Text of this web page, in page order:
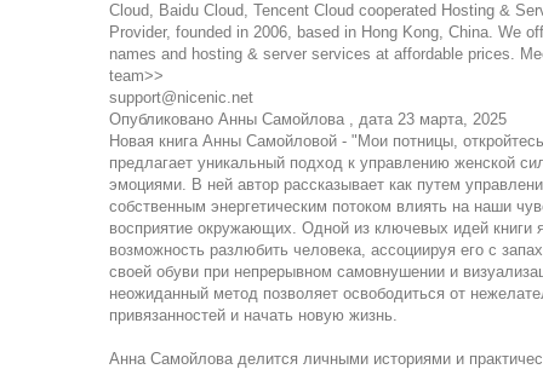
Cloud, Baidu Cloud, Tencent Cloud cooperated Hosting &
Provider, founded in 2006, based in Hong Kong, China. We
names and hosting & server services at affordable prices.
team>>
support@nicenic.net
Опубликовано Анны Самойлова , дата 23 марта, 2025
Новая книга Анны Самойловой - "Мои потницы,
предлагает уникальный подход к управлению женской
эмоциями. В ней автор рассказывает как путем
собственным энергетическим потоком влиять на наши
восприятие окружающих. Одной из ключевых идей книги
возможность разлюбить человека, ассоциируя его с
своей обуви при непрерывном самовнушении и
неожиданный метод позволяет освободиться от
привязанностей и начать новую жизнь.
Анна Самойлова делится личными историями и